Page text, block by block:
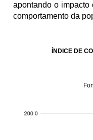
apontando o impacto
comportamento da
ÍNDICE DE